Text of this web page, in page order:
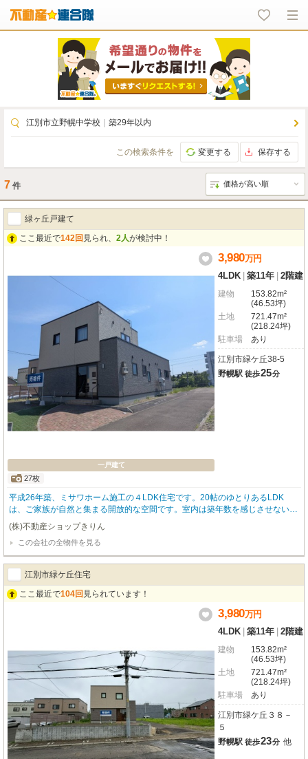
江別市立野幌中学校 築29年以内
この検索条件を 変更する 保存する
7 件
緑ヶ丘戸建て
ここ最近で142回 見られ、 2人が検討中！
一戸建て
27枚
3,980万円
4LDK 築11年 2階建
建物
153.82m²
(46.53坪)
土地
721.47m²
(218.24坪)
駐車場
あり
江別市緑ケ丘38-5
野幌駅 徒歩25分
平成26年築、ミサワホーム施工の４LDK住宅です。20帖のゆとりあるLDK
は、ご家族が自然と集まる開放的な空間です。室内は築年数を感じさせない良
好な状態で、そのまま快適にお住まいいただけます。さらに敷地内には広々と
した空きスペースがあり、お子様の遊び場やガーデニング、家庭菜園、駐車ス
ペースの増設、ドッグラン、多彩な使い方が可能です。住宅街ではなかなか確
保しずらい、自分の趣味のための自由な空間なども作ることができます。閑静
な住宅街に位置しながら生活利便施設へのアクセスも良好。住まいの快適性、
さまざまな活用性を兼ね備えたおすすめの一戸建てです。
(株)不動産ショップきりん
この会社の全物件を見る
江別市緑ケ丘住宅
ここ最近で104回 見られています！
3,980万円
4LDK 築11年 2階建
建物
153.82m²
(46.53坪)
土地
721.47m²
(218.24坪)
駐車場
あり
江別市緑ケ丘３８－
５
野幌駅 徒歩23分 他